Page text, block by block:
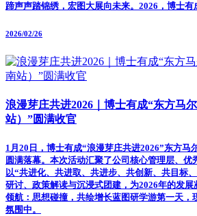
蹄声声踏锦绣，宏图大展向未来。2026，博士有
2026/02/26
浪漫芽庄共进2026｜博士有成“东方马
站）”圆满收官
1月20日，博士有成“浪漫芽庄共进2026”东方马
圆满落幕。本次活动汇聚了公司核心管理层、优
以“共进化、共进取、共进步、共创新、共目标
研讨、政策解读与沉浸式团建，为2026年的发
领航：思想碰撞，共绘增长蓝图研学游第一天，
氛围中。